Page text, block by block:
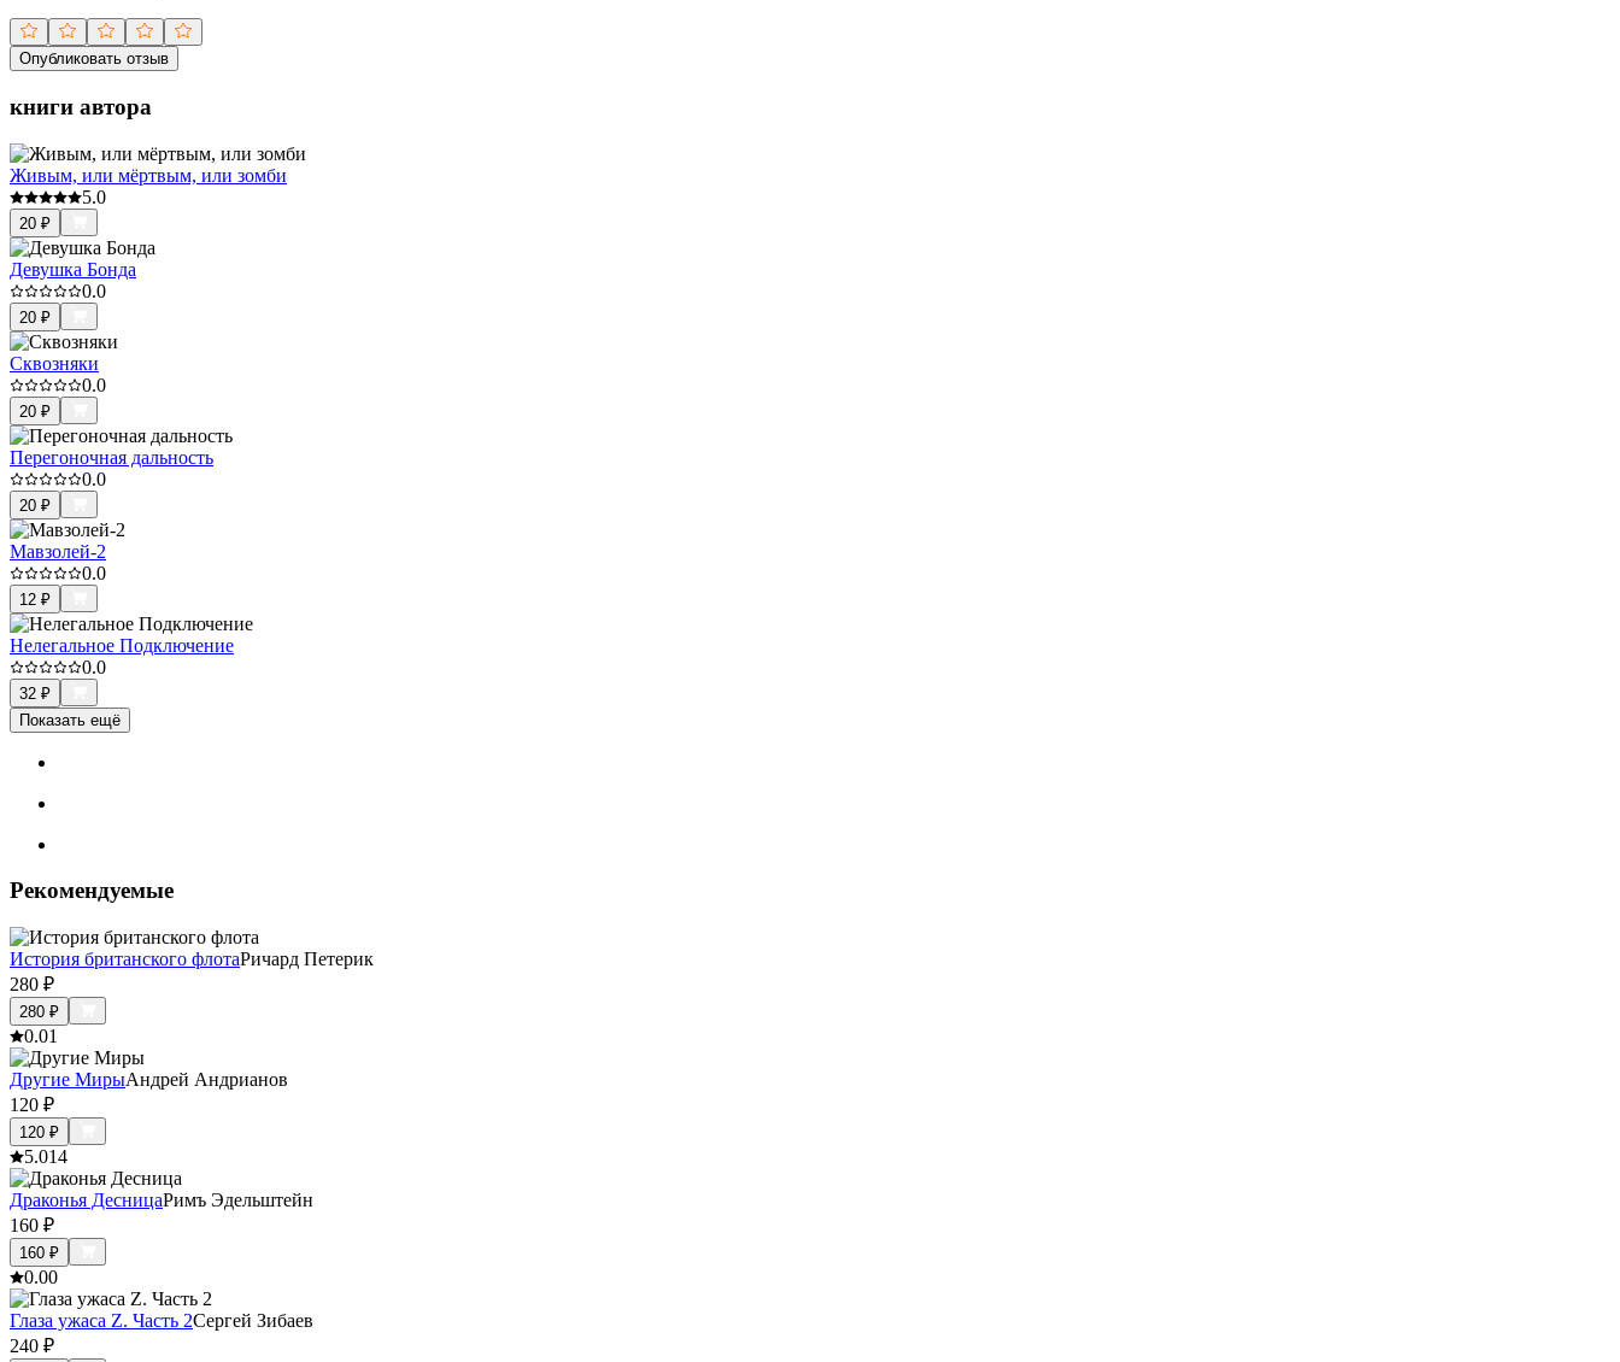
Опубликовать отзыв
книги автора
Живым, или мёртвым, или зомби
5.0
20 ₽
Девушка Бонда
0.0
20 ₽
Сквозняки
0.0
20 ₽
Перегоночная дальность
0.0
20 ₽
Мавзолей-2
0.0
12 ₽
Нелегальное Подключение
0.0
32 ₽
Показать ещё
Рекомендуемые
История британского флотаРичард Петерик
280 ₽
280 ₽
0.01
Другие МирыАндрей Андрианов
120 ₽
120 ₽
5.014
Драконья ДесницаРимъ Эдельштейн
160 ₽
160 ₽
0.00
Глаза ужаса Z. Часть 2Сергей Зибаев
240 ₽